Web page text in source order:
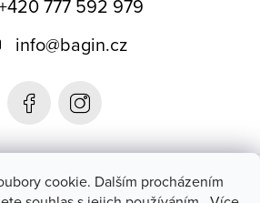
cookie. Dalším procházením
777 592 979
info@bagin.cz